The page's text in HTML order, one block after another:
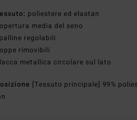
poliestere ed elastan
media del seno
regolabili
rimovibili
metallica circolare sul lato
[Tessuto principale] 99%